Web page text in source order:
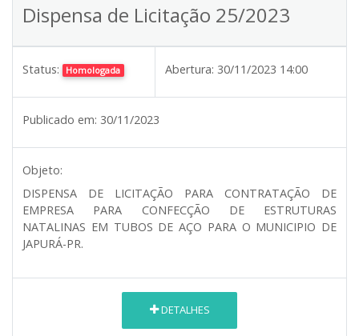
Dispensa de Licitação 25/2023
Status: Homologada Abertura: 30/11/2023 14:00
Publicado em: 30/11/2023
Objeto:
DISPENSA DE LICITAÇÃO PARA CONTRATAÇÃO DE
EMPRESA PARA CONFECÇÃO DE ESTRUTURAS
NATALINAS EM TUBOS DE AÇO PARA O MUNICIPIO DE
JAPURÁ-PR.
DETALHES